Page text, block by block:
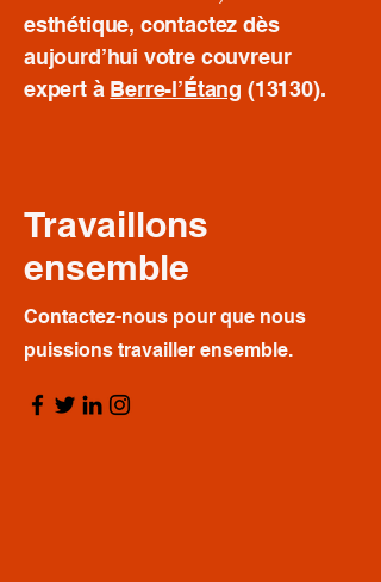
esthétique, contactez dès
aujourd’hui votre couvreur
expert à Berre-l’Étang (13130).
Travaillons
ensemble
Contactez-nous pour que nous
puissions travailler ensemble.